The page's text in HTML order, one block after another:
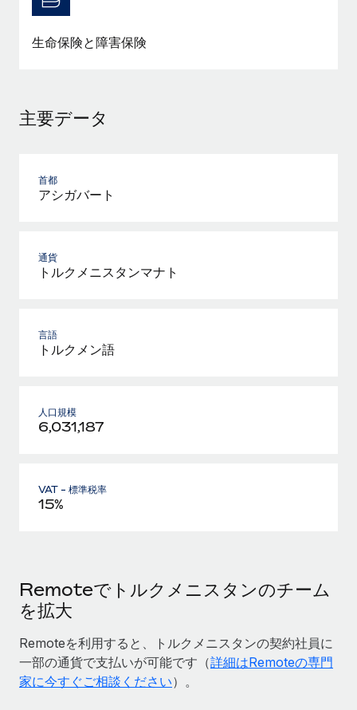
詳細を見る
生命保険と障害保険
主要データ
首都
アシガバート
通貨
トルクメニスタンマナト
言語
トルクメン語
人口規模
6,031,187
VAT - 標準税率
15%
Remoteでトルクメニスタンのチーム
を拡大
Remoteを利用すると、トルクメニスタンの契約社員に
一部の通貨で支払いが可能です（詳細はRemoteの専門
家に今すぐご相談ください）。